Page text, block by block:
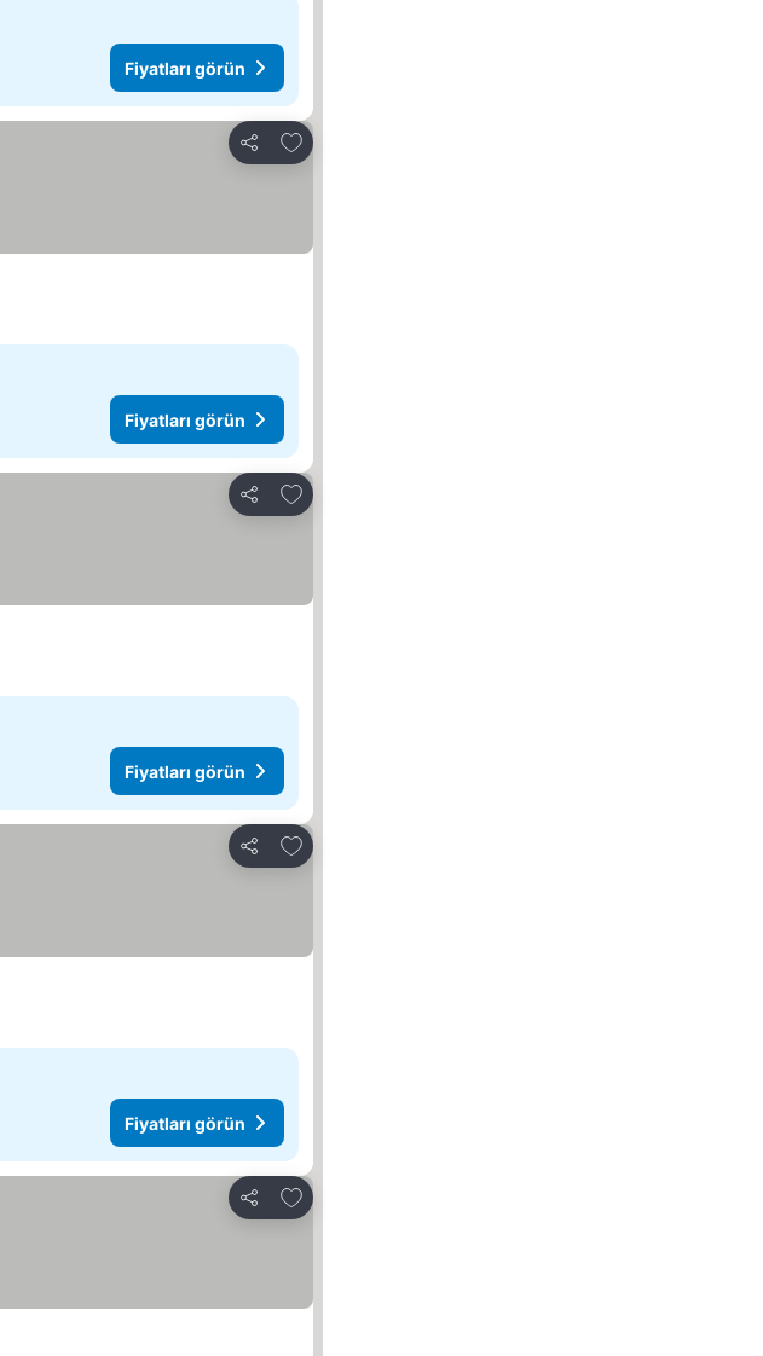
Fiyatları görün
Paylaş
Favorilerime ekle
Fiyatları görün
Paylaş
Favorilerime ekle
Fiyatları görün
Paylaş
Favorilerime ekle
Fiyatları görün
Paylaş
Favorilerime ekle